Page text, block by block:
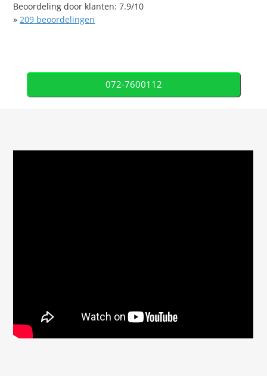
Beoordeling door klanten:7.9/10
»209 beoordelingen
072-7600112